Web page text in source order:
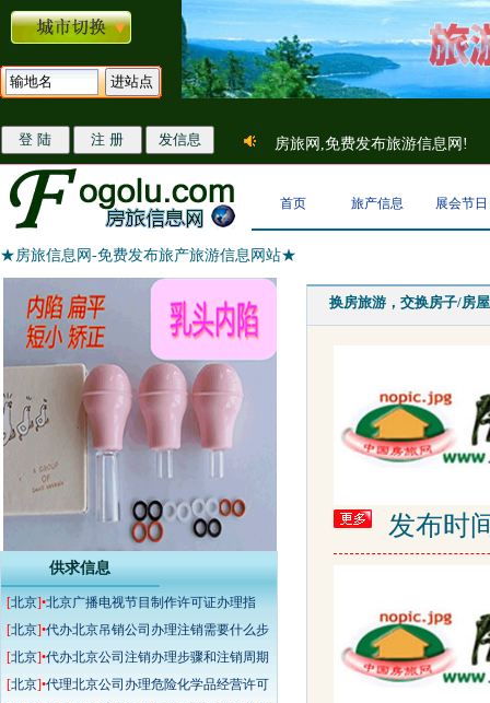
房旅网,免费发布旅游信息网!
首页 旅产信息 展会节日
★房旅信息网-免费发布旅产旅游信息网站★
换房旅游，交换房子/房
发布时
供求信息
[北京]•北京广播电视节目制作许可证办理指
南：详细费用、手续及注意事项
[北京]•代办北京吊销公司办理注销需要什么步
骤和要求
[北京]•代办北京公司注销办理步骤和注销周期
[北京]•代理北京公司办理危险化学品经营许可